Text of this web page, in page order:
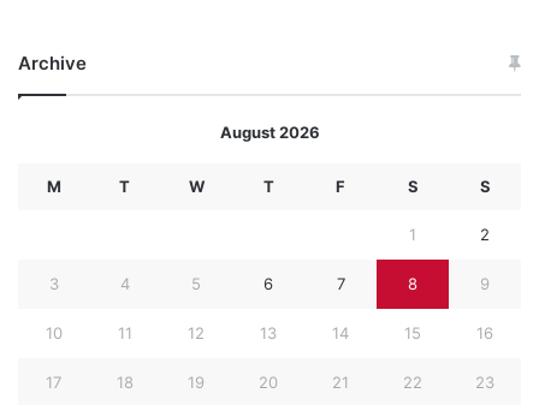
Archive
August 2026
M T W T F S S
1 2
3 4 5 6 7 8 9
10 11 12 13 14 15 16
17 18 19 20 21 22 23